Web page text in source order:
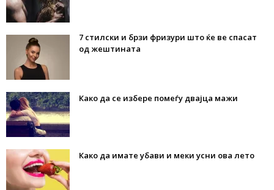
7 стилски и брзи фризури што ќе ве спасат
од жештината
Како да се избере помеѓу двајца мажи
Како да имате убави и меки усни ова лето